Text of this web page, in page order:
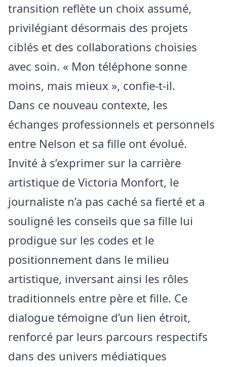
transition reflète un choix assumé,
privilégiant désormais des projets
ciblés et des collaborations choisies
avec soin. « Mon téléphone sonne
moins, mais mieux », confie-t-il.
Dans ce nouveau contexte, les
échanges professionnels et personnels
entre Nelson et sa fille ont évolué.
Invité à s’exprimer sur la carrière
artistique de Victoria Monfort, le
journaliste n’a pas caché sa fierté et a
souligné les conseils que sa fille lui
prodigue sur les codes et le
positionnement dans le milieu
artistique, inversant ainsi les rôles
traditionnels entre père et fille. Ce
dialogue témoigne d’un lien étroit,
renforcé par leurs parcours respectifs
dans des univers médiatiques